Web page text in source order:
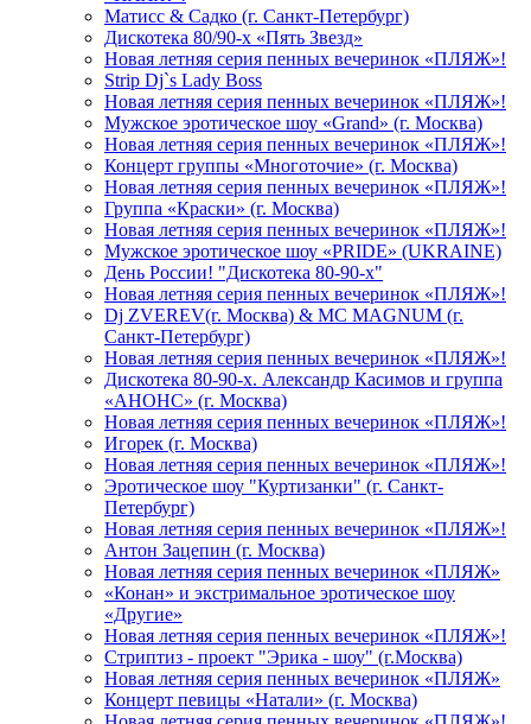
Матисс & Садко (г. Санкт-Петербург)
Дискотека 80/90-х «Пять Звезд»
Новая летняя серия пенных вечеринок «ПЛЯЖ»!
Strip Dj`s Lady Boss
Новая летняя серия пенных вечеринок «ПЛЯЖ»!
Мужское эротическое шоу «Grand» (г. Москва)
Новая летняя серия пенных вечеринок «ПЛЯЖ»!
Концерт группы «Многоточие» (г. Москва)
Новая летняя серия пенных вечеринок «ПЛЯЖ»!
Группа «Краски» (г. Москва)
Новая летняя серия пенных вечеринок «ПЛЯЖ»!
Мужское эротическое шоу «PRIDE» (UKRAINE)
День России! "Дискотека 80-90-х"
Новая летняя серия пенных вечеринок «ПЛЯЖ»!
Dj ZVEREV(г. Москва) & MC MAGNUM (г.
Санкт-Петербург)
Новая летняя серия пенных вечеринок «ПЛЯЖ»!
Дискотека 80-90-х. Александр Касимов и группа
«АНОНС» (г. Москва)
Новая летняя серия пенных вечеринок «ПЛЯЖ»!
Игорек (г. Москва)
Новая летняя серия пенных вечеринок «ПЛЯЖ»!
Эротическое шоу "Куртизанки" (г. Санкт-
Петербург)
Новая летняя серия пенных вечеринок «ПЛЯЖ»!
Антон Зацепин (г. Москва)
Новая летняя серия пенных вечеринок «ПЛЯЖ»
«Конан» и экстримальное эротическое шоу
«Другие»
Новая летняя серия пенных вечеринок «ПЛЯЖ»!
Стриптиз - проект "Эрика - шоу" (г.Москва)
Новая летняя серия пенных вечеринок «ПЛЯЖ»
Концерт певицы «Натали» (г. Москва)